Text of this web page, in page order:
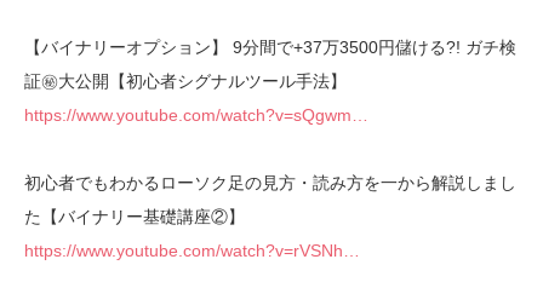
【バイナリーオプション】 9分間で+37万3500円儲ける?! ガチ検
証㊙大公開【初心者シグナルツール手法】
https://www.youtube.com/watch?v=sQgwm…
初心者でもわかるローソク足の見方・読み方を一から解説しまし
た【バイナリー基礎講座②】
https://www.youtube.com/watch?v=rVSNh…